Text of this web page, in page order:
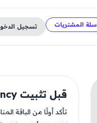
سلة المشتريات تسجيل
قبل تثبيت iCurrency
تأكد أولًا من الباقة